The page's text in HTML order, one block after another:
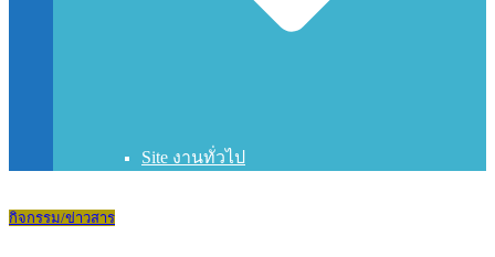
Site งานทั่วไป
กิจกรรม/ข่าวสาร